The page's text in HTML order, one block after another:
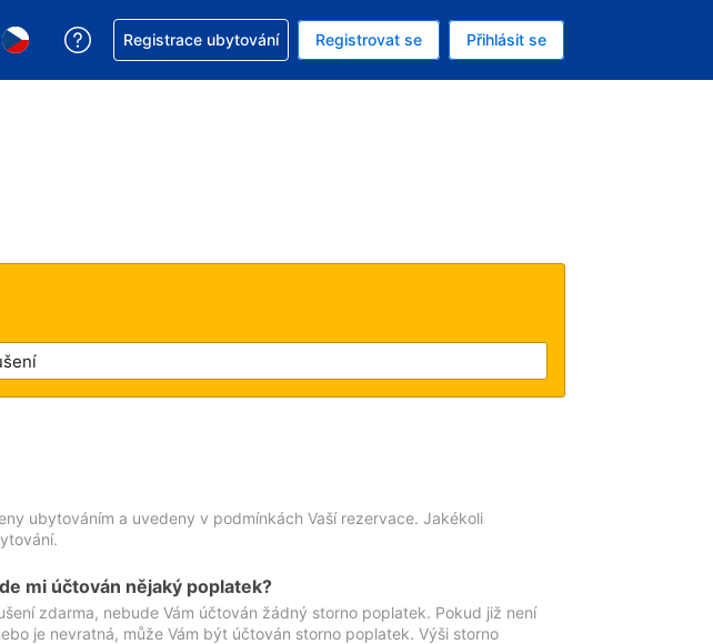
si měnu. Aktuálně zvolená měna: Česká koruna
Vyberte si jazyk. Aktuálně zvolený jazyk: V češtině
Asistence s rezervací
Registrace ubytování Registrovat se Přihlásit se
ubytováním a uvedeny v podmínkách Vaší rezervace. Jakékoli
mi účtován nějaký poplatek?
zdarma, nebude Vám účtován žádný storno poplatek. Pokud již není
je nevratná, může Vám být účtován storno poplatek. Výši storno